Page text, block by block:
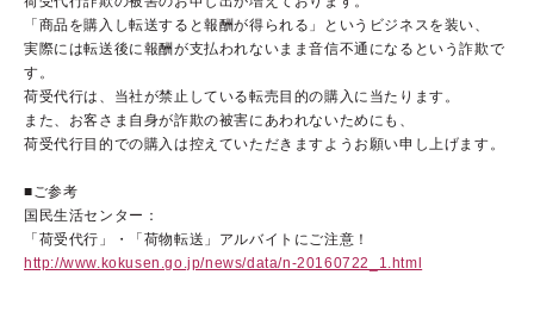
化粧水
商品の使い方
ブランドコンセプト
「商品を購入し転送すると報酬が得られる」というビジネスを装い、
実際には転送後に報酬が支払われないまま音信不通になるという詐欺で
す。
荷受代行は、当社が禁止している転売目的の購入に当たります。
また、お客さま自身が詐欺の被害にあわれないためにも、
荷受代行目的での購入は控えていただきますようお願い申し上げます。
■ご参考
国民生活センター：
「荷受代行」・「荷物転送」アルバイトにご注意！
http://www.kokusen.go.jp/news/data/n-20160722_1.html